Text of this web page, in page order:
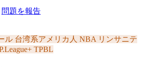
問題を報告
ル 台湾系アメリカ人 NBA リンサニテ
TPBL